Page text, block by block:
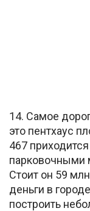
14. Самое
это пентхаус
467
парковочными
Стоит он 59
деньги в
построить